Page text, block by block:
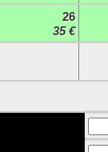
26
35 €